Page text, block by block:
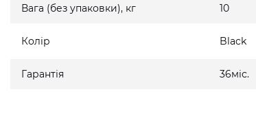
Вага (без упаковки), кг 10
Колір Black
Гарантія 36міс.